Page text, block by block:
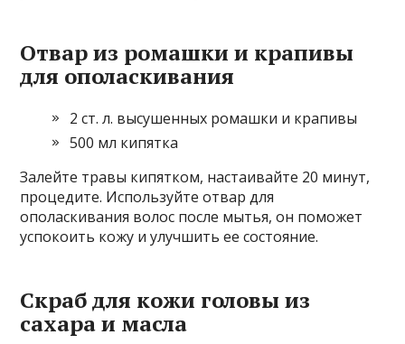
Отвар из ромашки и крапивы
для ополаскивания
2 ст. л. высушенных ромашки и крапивы
500 мл кипятка
Залейте травы кипятком, настаивайте 20 минут,
процедите. Используйте отвар для
ополаскивания волос после мытья, он поможет
успокоить кожу и улучшить ее состояние.
Скраб для кожи головы из
сахара и масла